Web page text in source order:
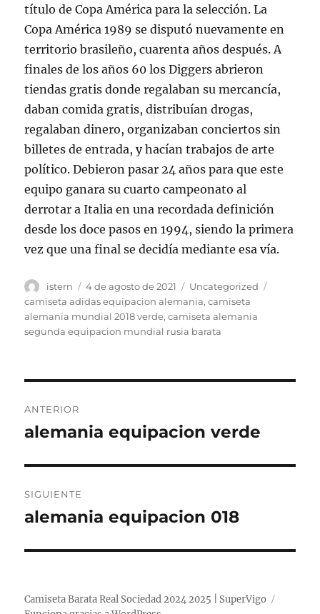
título de Copa América para la selección. La
Copa América 1989 se disputó nuevamente en
territorio brasileño, cuarenta años después. A
finales de los años 60 los Diggers abrieron
tiendas gratis donde regalaban su mercancía,
daban comida gratis, distribuían drogas,
regalaban dinero, organizaban conciertos sin
billetes de entrada, y hacían trabajos de arte
político. Debieron pasar 24 años para que este
equipo ganara su cuarto campeonato al
derrotar a Italia en una recordada definición
desde los doce pasos en 1994, siendo la primera
vez que una final se decidía mediante esa vía.
Autor
istern
Publicado
el
4 de agosto de 2021 Categorías
Uncategorized
camiseta adidas equipacion alemania,camiseta
alemania mundial 2018 verde,camiseta alemania
segunda equipacion mundial rusia barata
de
ANTERIOR
Entrada
alemania equipacion verde
SIGUIENTE
Entrada
alemania equipacion 018
Camiseta Barata Real Sociedad 2024 2025 | SuperVigo